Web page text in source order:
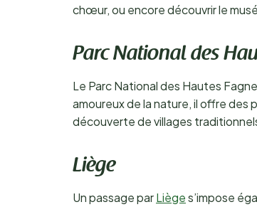
chœur, ou encore découvrir le
Parc National des
Le Parc National des Hautes
amoureux de la nature, il offre
découverte de villages
Liège
Un passage parLièges’impose